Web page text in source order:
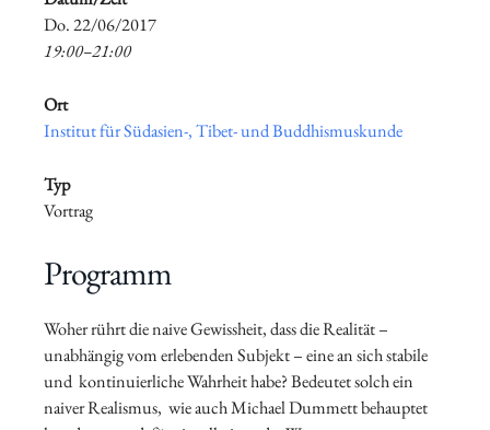
​Do. 22/06/2017
19:00–21:00
Ort
Institut für Südasien-, Tibet- und Buddhismuskunde
Typ
Vortrag
Programm
Woher rührt die naive Gewissheit, dass die Realität –
unabhängig vom erlebenden Subjekt – eine an sich stabile
und kontinuierliche Wahrheit habe? Bedeutet solch ein
naiver Realismus, wie auch Michael Dummett behauptet